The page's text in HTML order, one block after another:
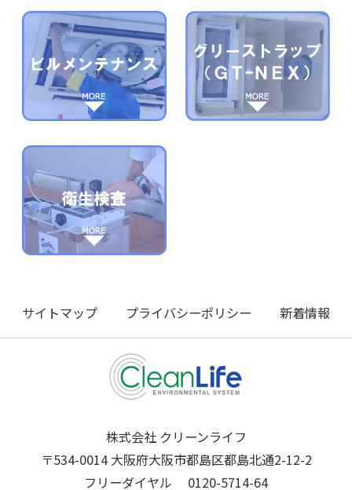
サイトマップ プライバシーポリシー 新着情報
株式会社 クリーンライフ
〒534-0014 大阪府大阪市都島区都島北通2-12-2
フリーダイヤル
0120-5714-64